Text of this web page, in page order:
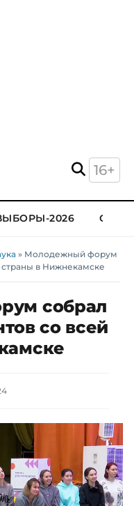
16+
2026
» Молодежный форум
страны в Нижнекамске
собрал
со всей